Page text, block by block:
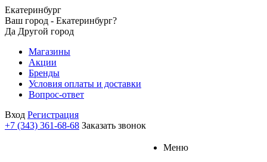
Екатеринбург
Ваш город - Екатеринбург?
Да Другой город
Магазины
Акции
Бренды
Условия оплаты и доставки
Вопрос-ответ
Вход Регистрация
+7 (343) 361-68-68 Заказать звонок
Меню